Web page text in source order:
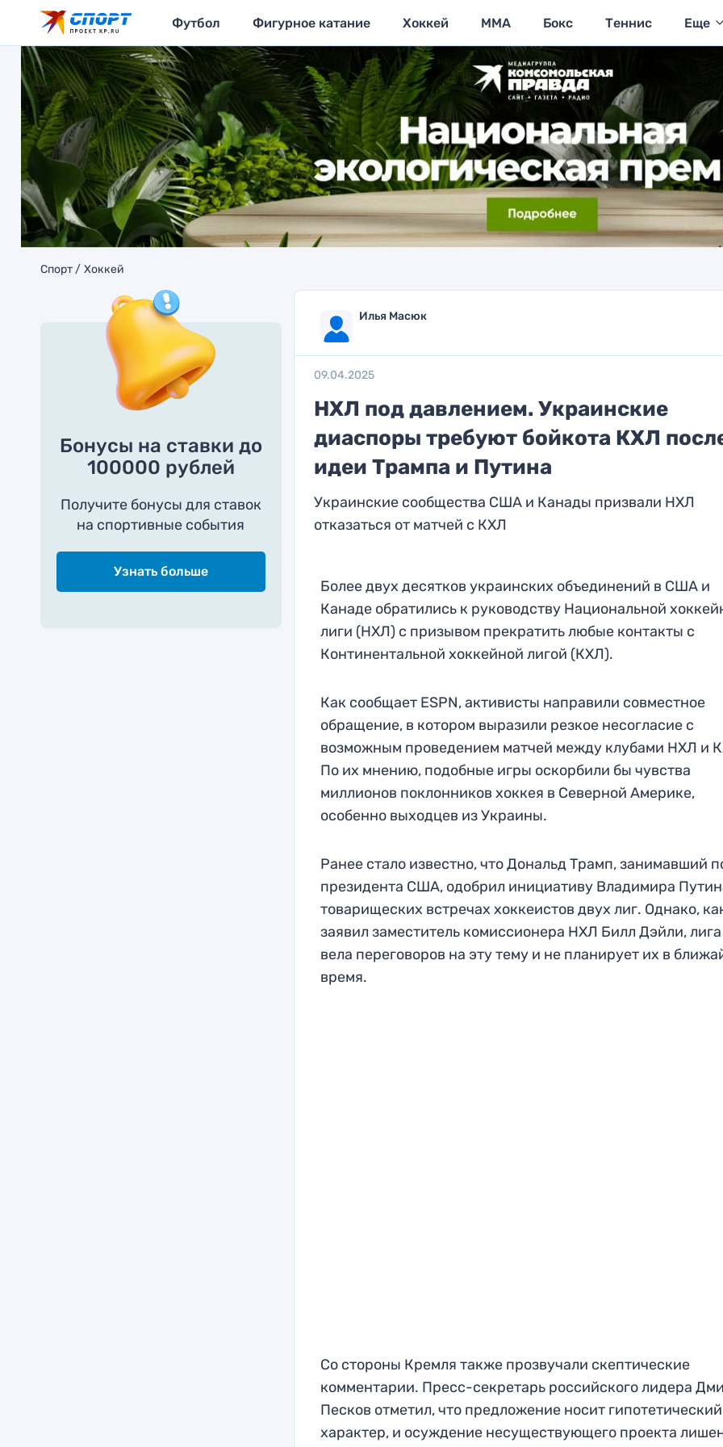
Футбол Фигурное катание Хоккей MMA Бокс Теннис Еще
Спорт Хоккей
Бонусы на ставки до
100000 рублей
Получите бонусы для ставок
на спортивные события
Узнать больше
Илья Масюк
09.04.2025
НХЛ под давлением. Украинские
диаспоры требуют бойкота КХЛ
идеи Трампа и Путина
Украинские сообщества США и Канады призвали НХЛ
отказаться от матчей с КХЛ
Более двух десятков украинских объединений в США и
Канаде обратились к руководству Национальной
лиги (НХЛ) с призывом прекратить любые контакты с
Континентальной хоккейной лигой (КХЛ).
Как сообщает ESPN, активисты направили совместное
обращение, в котором выразили резкое несогласие с
возможным проведением матчей между клубами НХЛ и
По их мнению, подобные игры оскорбили бы чувства
миллионов поклонников хоккея в Северной Америке,
особенно выходцев из Украины.
Ранее стало известно, что Дональд Трамп, занимавший
президента США, одобрил инициативу Владимира
товарищеских встречах хоккеистов двух лиг. Однако,
заявил заместитель комиссионера НХЛ Билл Дэйли,
вела переговоров на эту тему и не планирует их в
время.
Со стороны Кремля также прозвучали скептические
комментарии. Пресс-секретарь российского лидера
Песков отметил, что предложение носит гипотетический
характер, и осуждение несуществующего проекта